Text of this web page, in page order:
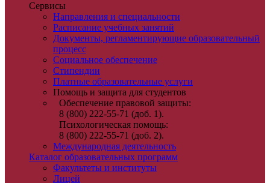
Сервисы
Направления и специальности
Расписание учебных занятий
Документы, регламентирующие образовательный
процесс
Социальное обеспечение
Стипендии
Платные образовательные услуги
Помощь и защита для студентов
Обеспечение правовой защиты:
8 (800) 222-55-71 (доб. 1).
Психологическая помощь:
8 (800) 222-55-71 (доб. 2).
Международная деятельность
Каталог образовательных программ
Факультеты и институты
Лицей